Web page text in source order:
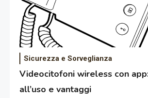
Sicurezza e Sorveglianza
Videocitofoni wireless con
all’uso e vantaggi